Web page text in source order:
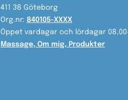
411 38 Göteborg
Org.nr: 840105-XXXX
Öppet vardagar och lördagar
Massage, Om mig, Produkter